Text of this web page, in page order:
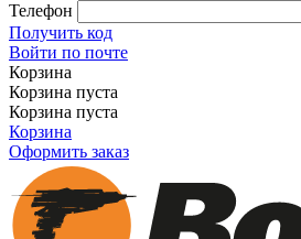
Телефон
Получить код
Войти по почте
Корзина
Корзина пуста
Корзина пуста
Корзина
Оформить заказ